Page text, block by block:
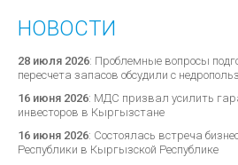
НОВОСТИ
28 июля 2026: Проблемные вопросы
пересчета запасов обсудили с
16 июня 2026: МДС призвал усилить
инвесторов в Кыргызстане
16 июня 2026: Состоялась встреча
Республики в Кыргызской Республике